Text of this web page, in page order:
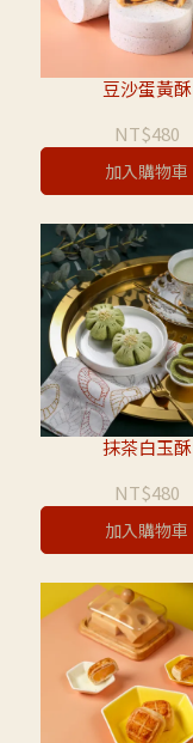
豆沙蛋黃酥
NT$480
加入購物車
抹茶白玉酥
NT$480
加入購物車